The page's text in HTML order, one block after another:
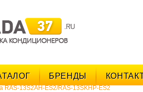
БРЕНДЫ
RAS-13S2AH-ES2/RAS-13SKHP-ES2